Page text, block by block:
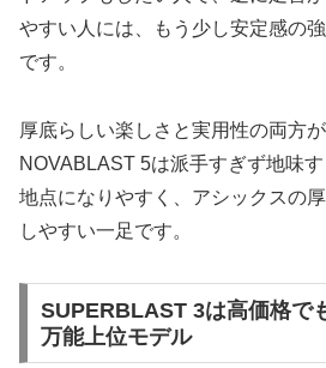
やすい人には、もう少し安定感の
です。
厚底らしい楽しさと実用性の両方が
NOVABLAST 5は派手すぎず地味
地点になりやすく、アシックスの
しやすい一足です。
SUPERBLAST 3は高価格で
万能上位モデル